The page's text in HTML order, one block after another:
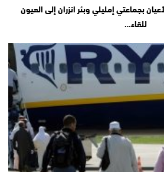
بجماعتي إمليلي وبئر انزران إلى العيون
للقاء…